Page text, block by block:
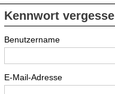
Kennwort
Benutzername
E-Mail-Adresse